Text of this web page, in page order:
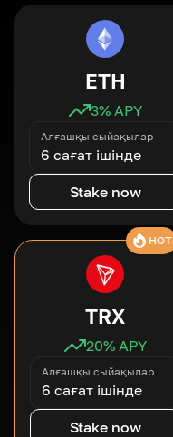
ETH
3% APY
Алғашқы сыйақылар
6 сағат ішінде
Stake now
HOT
TRX
20% APY
Алғашқы сыйақылар
6 сағат ішінде
Stake now